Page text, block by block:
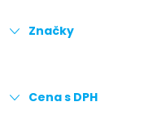
Značky
Cena s DPH